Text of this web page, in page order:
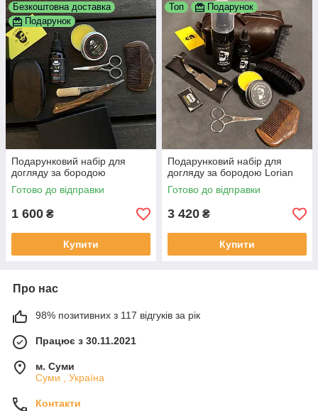
Безкоштовна доставка
Подарунок
Подарунковий набір для
догляду за бородою
Готово до відправки
1 600 ₴
Купити
Топ Подарунок
Подарунковий набір для
догляду за бородою Lorian
Готово до відправки
3 420 ₴
Купити
Про нас
98% позитивних з 117 відгуків за рік
Працює з 30.11.2021
м. Суми
Суми , Україна
Контакти